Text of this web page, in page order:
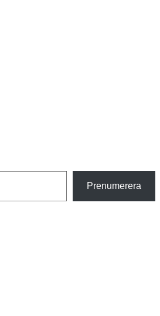
Prenumerera